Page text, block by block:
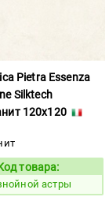
Pietra Essenza
Silktech
120x120
1113456
товара:
астры